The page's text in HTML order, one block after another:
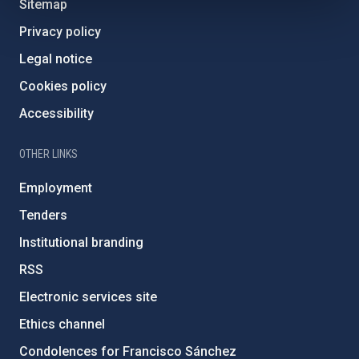
Sitemap
Privacy policy
Legal notice
Cookies policy
Accessibility
OTHER LINKS
Employment
Tenders
Institutional branding
RSS
Electronic services site
Ethics channel
Condolences for Francisco Sánchez